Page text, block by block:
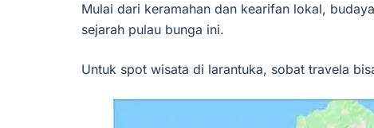
Mulai dari keramahan dan kearifan lokal,
sejarah pulau bunga ini.
Untuk spot wisata di larantuka, sobat travela